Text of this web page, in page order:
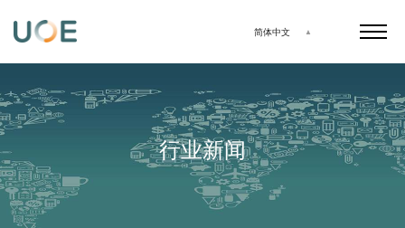
简体中文
行业新闻